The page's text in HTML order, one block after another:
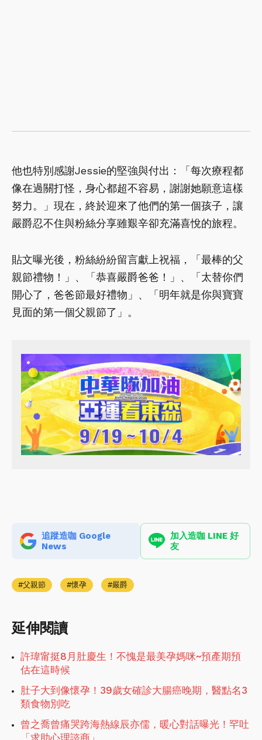
他也特別感謝Jessie的堅強與付出：「每次療程都
像在過關打怪，身心都超不容易，謝謝她願意這樣
努力。」現在，終於迎來了他們的第一個孩子，讓
嚴爵忍不住與粉絲分享雖艱辛卻充滿喜悅的旅程。
貼文曝光後，粉絲紛紛留言獻上祝福，「最棒的父
親節禮物！」、「恭喜嚴爵爸爸！」、「太替你們
開心了，爸爸節最好禮物」、「明年就是你與寶寶
見面的第一個父親節了」。
追蹤造咖 Google
News
加入造咖 LINE 好
友
父親節 懷孕 嚴爵
延伸閱讀
許瑋甯挺8月肚慶生！不愧是最美孕媽咪~預產期預
估在這時候
肚子大到像懷孕！39歲女確診大腸癌晚期，醫點名3
類食物別吃
曾之喬曾痛哭跨海熱線辰亦儒，暖心對話曝光！罕吐
「求助心理諮商」